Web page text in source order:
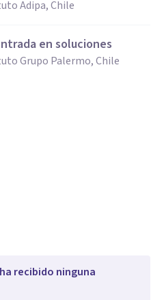
Adipa, Chile
en soluciones
Grupo Palermo, Chile
recibido ninguna